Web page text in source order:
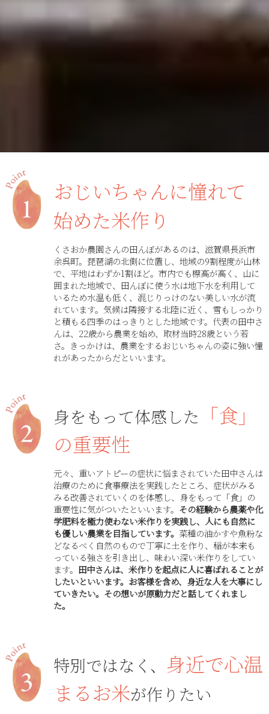
おじいちゃんに憧れて
始めた米作り
くさおか農園さんの田んぼがあるのは、滋賀県長浜市
余呉町。琵琶湖の北側に位置し、地域の9割程度が山林
で、平地はわずか1割ほど。市内でも標高が高く、山に
囲まれた地域で、田んぼに使う水は地下水を利用して
いるため水温も低く、混じりっけのない美しい水が流
れています。気候は隣接する北陸に近く、雪もしっかり
と積もる四季のはっきりとした地域です。代表の田中さ
んは、22歳から農業を始め、取材当時28歳という若
さ。きっかけは、農業をするおじいちゃんの姿に強い憧
れがあったからだといいます。
身をもって体感した
「食」
の重要性
元々、重いアトピーの症状に悩まされていた田中さんは
治療のために食事療法を実践したところ、症状がみる
みる改善されていくのを体感し、身をもって「食」の
重要性に気がついたといいます。 その経験から農薬や化
学肥料を極力使わない米作りを実践し、人にも自然に
も優しい農業を目指しています。 菜種の油かすや魚粉な
どなるべく自然のもので丁寧に土を作り、稲が本来も
っている強さを引き出し、味わい深い米作りをしてい
ます。 田中さんは、米作りを起点に人に喜ばれることが
したいといいます。お客様を含め、身近な人を大事にし
ていきたい。その想いが原動力だと話してくれまし
た。
特別ではなく、 身近で心温
まるお米が作りたい